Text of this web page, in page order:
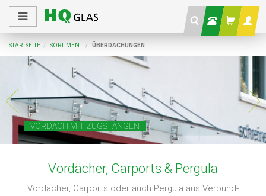
STARTSEITE SORTIMENT ÜBERDACHUNGEN
VORDACH MIT ZUGSTANGEN
Vordächer, Carports & Pergula
Vordächer, Carports oder auch Pergula aus Verbund-